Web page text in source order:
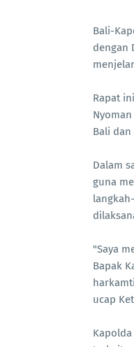
Bali-
dengan
Rapat
Bali
Dalam
guna
"Saya
Bapak
ucap